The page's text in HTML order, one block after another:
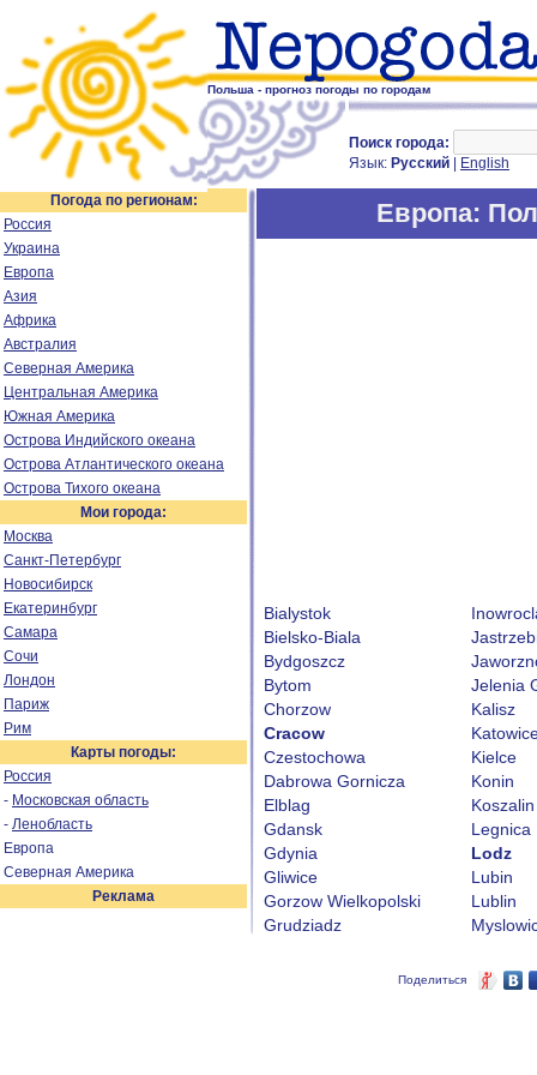
Польша - прогноз погоды по городам
Поиск города:
Язык: Русский English
Погода по регионам:
Россия
Украина
Европа
Азия
Африка
Австралия
Северная Америка
Центральная Америка
Южная Америка
Острова Индийского океана
Острова Атлантического океана
Острова Тихого океана
Мои города:
Москва
Санкт-Петербург
Новосибирск
Екатеринбург
Самара
Сочи
Лондон
Париж
Рим
Карты погоды:
Россия
- Московская область
- Ленобласть
Европа
Северная Америка
Реклама
Европа:
Bialystok
Bielsko-Biala
Bydgoszcz
Bytom
Chorzow
Cracow
Czestochowa
Dabrowa Gornicza
Elblag
Gdansk
Gdynia
Gliwice
Gorzow Wielkopolski
Grudziadz
Jelenia
Kalisz
Kielce
Konin
Koszalin
Legnica
Lodz
Lubin
Lublin
Поделиться